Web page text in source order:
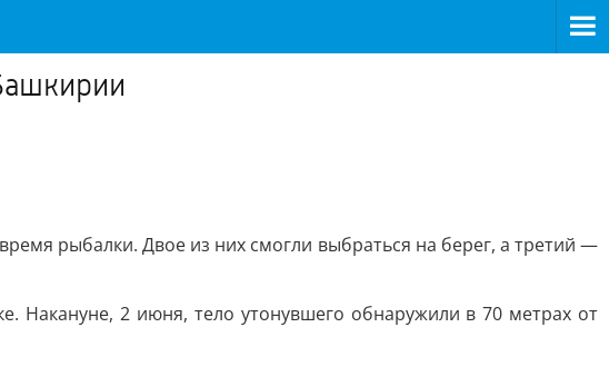
рыбалки. Двое из них смогли выбраться на берег, а третий —
Накануне, 2 июня, тело утонувшего обнаружили в 70 метрах от